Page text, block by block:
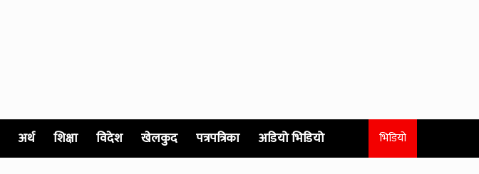
अर्थ शिक्षा विदेश खेलकुद पत्रपत्रिका अडियो भिडियो भिडियो